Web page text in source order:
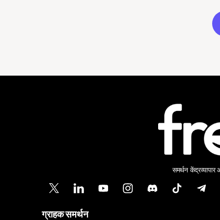
समर्थन केंद्र
ग्राहक समर्थन